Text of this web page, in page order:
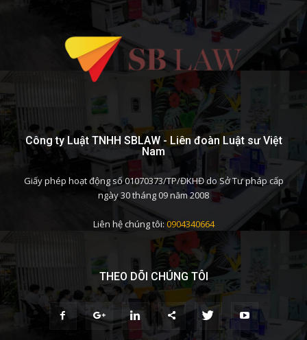
Công ty Luật TNHH SBLAW - Liên đoàn Luật sư Việt
Nam
Giấy phép hoạt động số 01070373/TP/ĐKHĐ do Sở Tư pháp cấp
ngày 30 tháng 09 năm 2008
Liên hệ chúng tôi: 0904340664
THEO DÕI CHÚNG TÔI